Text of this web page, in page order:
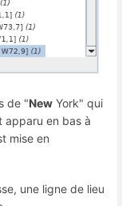
de "New York" qui
apparu en bas à
mise en
une ligne de lieu